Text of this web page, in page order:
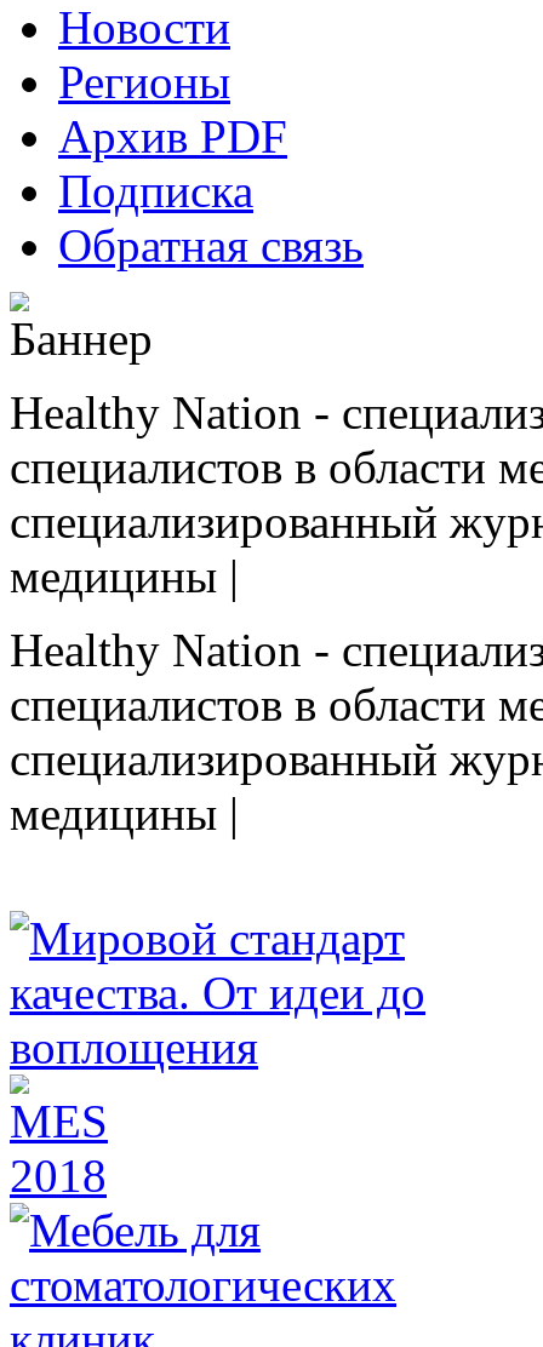
Новости
Регионы
Архив PDF
Подписка
Обратная связь
Healthy Nation -
специалистов в области
cпециализированный
медицины |
Healthy Nation -
специалистов в области
cпециализированный
медицины |